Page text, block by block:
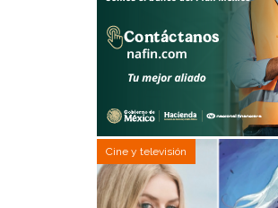
Cine y televisión